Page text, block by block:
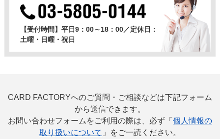
【受付時間】平日9：00～18：00／定休日：
土曜・日曜・祝日
CARD FACTORYへのご質問・ご相談などは下記フォーム
から送信できます。
お問い合わせフォームをご利用の際は、必ず「 個人情報の
取り扱いについて 」をご一読ください。